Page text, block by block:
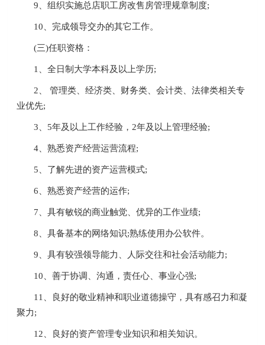
9、组织实施总店职工房改售房管理规章制度;
10、完成领导交办的其它工作。
(三)任职资格：
1、全日制大学本科及以上学历;
2、 管理类、经济类、财务类、会计类、法律类相关专
业优先;
3、5年及以上工作经验，2年及以上管理经验;
4、熟悉资产经营运营流程;
5、了解先进的资产运营模式;
6、熟悉资产经营的运作;
7、具有敏锐的商业触觉、优异的工作业绩;
8、具备基本的网络知识;熟练使用办公软件。
9、具有较强领导能力、人际交往和社会活动能力;
10、善于协调、沟通，责任心、事业心强;
11、良好的敬业精神和职业道德操守，具有感召力和凝
聚力;
12、良好的资产管理专业知识和相关知识。